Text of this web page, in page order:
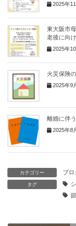
2025年11
東大阪市
老後に向
2025年10
火災保険
2025年9
離婚に伴
2025年8
カテゴリー ブロ
タグ